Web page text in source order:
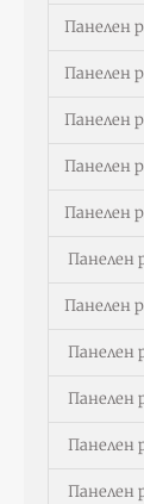
Панелен
Панелен
Панелен
Панелен
Панелен
Панелен
Панелен
Панелен
Панелен
Панелен
Панелен